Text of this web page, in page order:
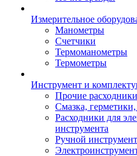
Измерительное
Манометры
Счетчики
Термоманометры
Термометры
Инструмент и
Прочие расходники
Смазка,
Расходники для
инструмента
Ручной инструмент